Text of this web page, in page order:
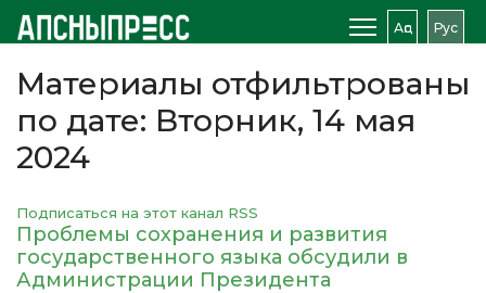
Аԥс Рус
Материалы отфильтрованы
по дате: Вторник, 14 мая
2024
Подписаться на этот канал RSS
Проблемы сохранения и развития
государственного языка обсудили в
Администрации Президента